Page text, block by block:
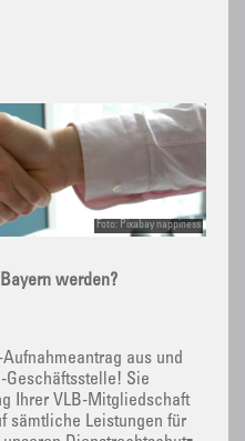
Foto: Pixabay nappiness
werden?
aus und
Geschäftsstelle! Sie
Ihrer VLB-Mitgliedschaft
sämtliche Leistungen für